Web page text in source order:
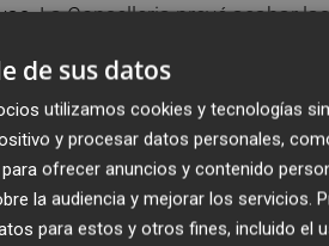
La Conselleria prevé acabar
lo que competía (a la
"quedarán las pistas
se acomete con 93
ha admitido.
de sus datos
utilizamos cookies y tecnologías
y procesar datos personales,
ofrecer anuncios y contenido
la audiencia y mejorar los servicios.
para estos y otros fines, incluido el